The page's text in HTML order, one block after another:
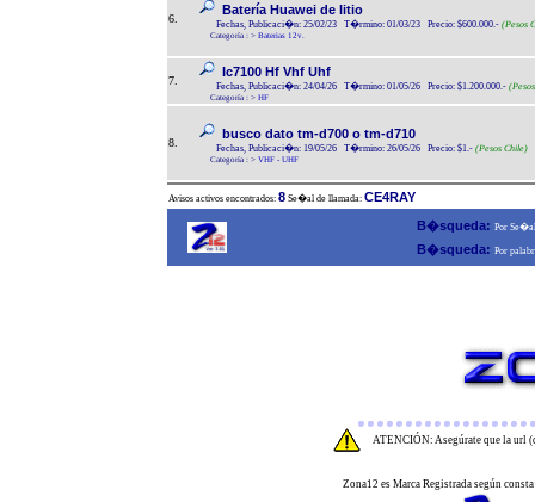
6.
Batería Huawei de litio
Fechas, Publicaci�n: 25/02/23 T�rmino: 01/03/23 Precio: $600.000.- (Pesos
Categoría : > Baterias 12v.
7.
Ic7100 Hf Vhf Uhf
Fechas, Publicaci�n: 24/04/26 T�rmino: 01/05/26 Precio: $1.200.000.-
Categoría : > HF
8.
busco dato tm-d700 o tm-d710
Fechas, Publicaci�n: 19/05/26 T�rmino: 26/05/26 Precio: $1.- (Pesos Chile)
Categoría : > VHF - UHF
Avisos activos encontrados: 8 Se�al de llamada: CE4RAY
B�squeda: Por
B�squeda: Por
ATENCIÓN: Asegúrate que la url
Zona12 es Marca Registrada según